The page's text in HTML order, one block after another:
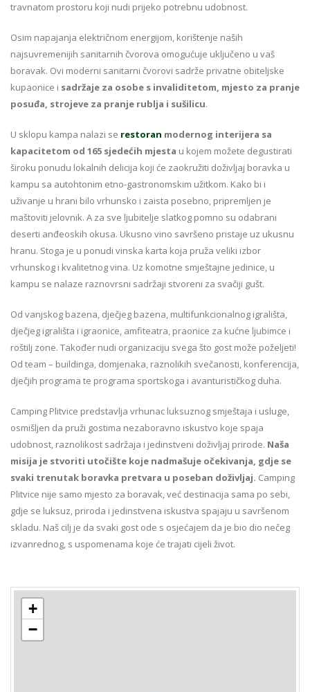
travnatom prostoru koji nudi prijeko potrebnu udobnost.
Osim napajanja električnom energijom, korištenje naših
najsuvremenijih sanitarnih čvorova omogućuje uključeno u vaš
boravak. Ovi moderni sanitarni čvorovi sadrže privatne obiteljske
kupaonice i sadržaje za osobe s invaliditetom, mjesto za pranje
posuđa, strojeve za pranje rublja i sušilicu.
U sklopu kampa nalazi se restoran modernog interijera sa
kapacitetom od 165 sjedećih mjesta u kojem možete degustirati
široku ponudu lokalnih delicija koji će zaokružiti doživljaj boravka u
kampu sa autohtonim etno-gastronomskim užitkom. Kako bi i
uživanje u hrani bilo vrhunsko i zaista posebno, pripremljen je
maštoviti jelovnik. A za sve ljubitelje slatkog pomno su odabrani
deserti anđeoskih okusa. Ukusno vino savršeno pristaje uz ukusnu
hranu. Stoga je u ponudi vinska karta koja pruža veliki izbor
vrhunskog i kvalitetnog vina. Uz komotne smještajne jedinice, u
kampu se nalaze raznovrsni sadržaji stvoreni za svačiji gušt.
Od vanjskog bazena, dječjeg bazena, multifunkcionalnog igrališta,
dječjeg igrališta i igraonice, amfiteatra, praonice za kućne ljubimce i
roštilj zone. Također nudi organizaciju svega što gost može poželjeti!
Od team – buildinga, domjenaka, raznolikih svečanosti, konferencija,
dječjih programa te programa sportskoga i avanturističkog duha.
Camping Plitvice predstavlja vrhunac luksuznog smještaja i usluge,
osmišljen da pruži gostima nezaboravno iskustvo koje spaja
udobnost, raznolikost sadržaja i jedinstveni doživljaj prirode. Naša
misija je stvoriti utočište koje nadmašuje očekivanja, gdje se
svaki trenutak boravka pretvara u poseban doživljaj. Camping
Plitvice nije samo mjesto za boravak, već destinacija sama po sebi,
gdje se luksuz, priroda i jedinstvena iskustva spajaju u savršenom
skladu. Naš cilj je da svaki gost ode s osjećajem da je bio dio nečeg
izvanrednog, s uspomenama koje će trajati cijeli život.
+
−